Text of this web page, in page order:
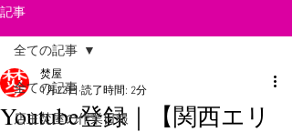
記事
全ての記事
店主焚屋の作業日報
全ての記事
Youtube登録｜【関西エリ
焚屋
1月23日 読了時間: 2分